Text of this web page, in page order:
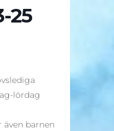
25
lördag
även barnen